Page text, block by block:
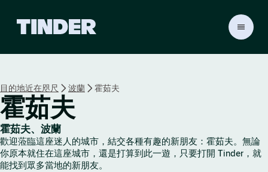
r
目的地近在咫尺 波蘭 霍茹夫
霍茹夫
霍茹夫、波蘭
歡迎蒞臨這座迷人的城市，結交各種有趣的新朋友：霍茹夫。無論
你原本就住在這座城市，還是打算到此一遊，只要打開 Tinder，就
能找到眾多當地的新朋友。